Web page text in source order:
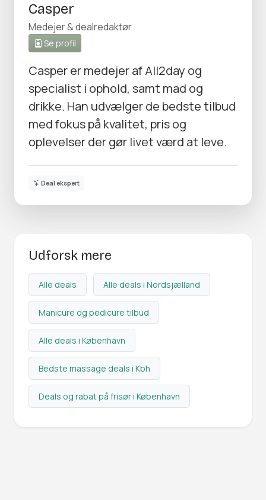
Casper
Medejer & dealredaktør
Se profil
Casper er medejer af All2day og
specialist i ophold, samt mad og
drikke. Han udvælger de bedste tilbud
med fokus på kvalitet, pris og
oplevelser der gør livet værd at leve.
Deal ekspert
Udforsk mere
Alle deals Alle deals i Nordsjælland
Manicure og pedicure tilbud
Alle deals i København
Bedste massage deals i Kbh
Deals og rabat på frisør i København